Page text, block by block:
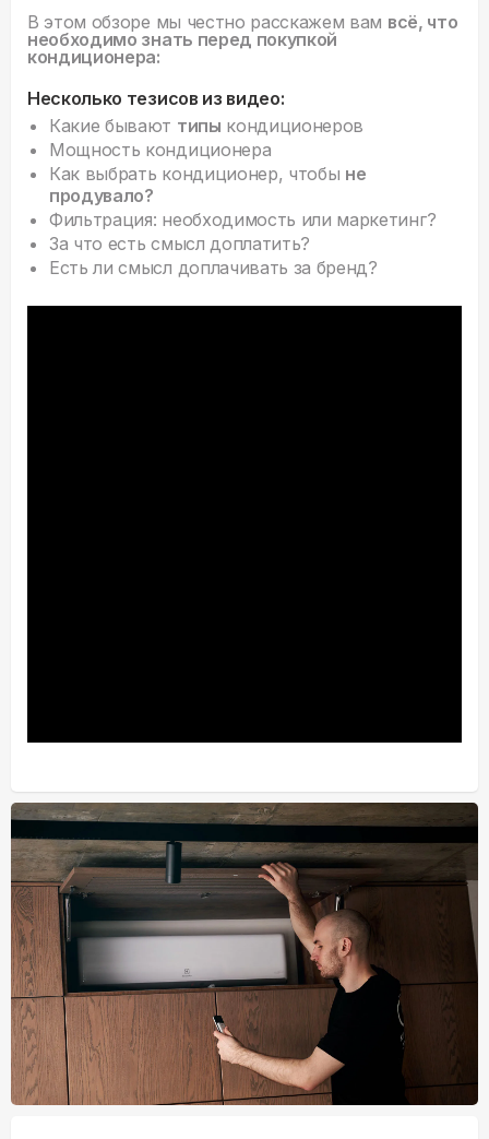
В этом обзоре мы честно расскажем вам всё, что
необходимо знать перед покупкой
кондиционера:
Несколько тезисов из видео:
Какие бывают типы кондиционеров
Мощность кондиционера
Как выбрать кондиционер, чтобы не
продувало?
Фильтрация: необходимость или маркетинг?
За что есть смысл доплатить?
Есть ли смысл доплачивать за бренд?